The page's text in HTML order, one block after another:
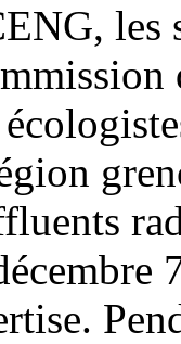
les